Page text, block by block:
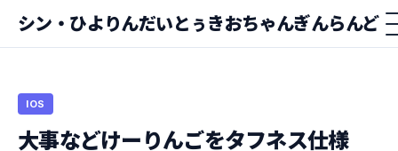
シン・ひよりんだいとぅきおちゃんぎんらんど
IOS
大事などけーりんごをタフネス仕様